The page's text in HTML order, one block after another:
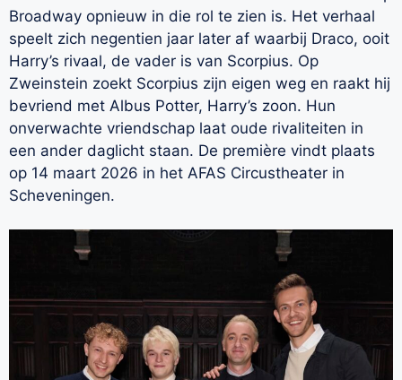
Broadway opnieuw in die rol te zien is. Het verhaal
speelt zich negentien jaar later af waarbij Draco, ooit
Harry’s rivaal, de vader is van Scorpius. Op
Zweinstein zoekt Scorpius zijn eigen weg en raakt hij
bevriend met Albus Potter, Harry’s zoon. Hun
onverwachte vriendschap laat oude rivaliteiten in
een ander daglicht staan. De première vindt plaats
op 14 maart 2026 in het AFAS Circustheater in
Scheveningen.